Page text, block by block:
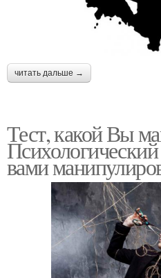
читать дальше →
Тест, какой Вы
Психологический
вами